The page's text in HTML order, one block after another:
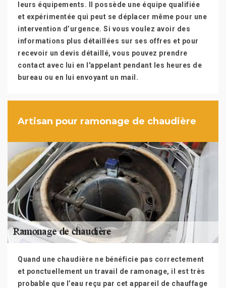
leurs équipements. Il possède une équipe qualifiée
et expérimentée qui peut se déplacer même pour une
intervention d’urgence. Si vous voulez avoir des
informations plus détaillées sur ses offres et pour
recevoir un devis détaillé, vous pouvez prendre
contact avec lui en l'appelant pendant les heures de
bureau ou en lui envoyant un mail.
Artisan pour ramonage de chaudière
Quand une chaudière ne bénéficie pas correctement
et ponctuellement un travail de ramonage, il est très
probable que l’eau reçu par cet appareil de chauffage